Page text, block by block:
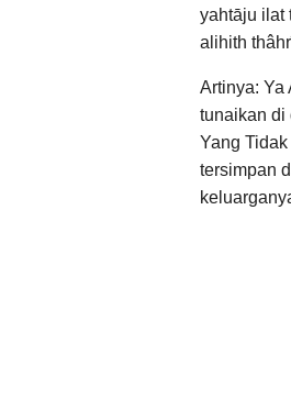
yahtāju ilat
alihith
Artinya: Ya
tunaikan di
Yang
tersimpan